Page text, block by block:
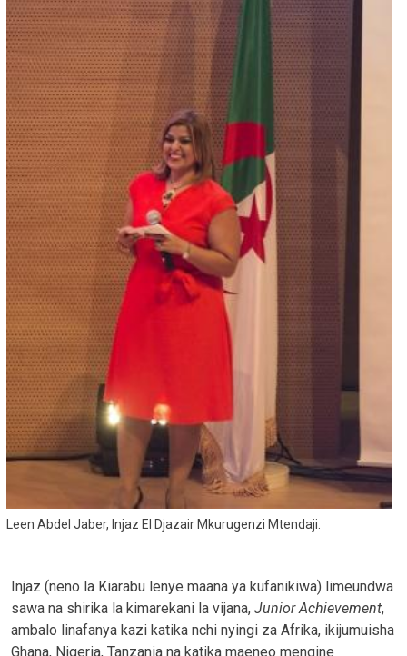
Leen Abdel Jaber, Injaz El Djazair Mkurugenzi Mtendaji.
Injaz (neno la Kiarabu lenye maana ya kufanikiwa) limeundwa
sawa na shirika la kimarekani la vijana, Junior Achievement,
ambalo linafanya kazi katika nchi nyingi za Afrika, ikijumuisha
Ghana, Nigeria, Tanzania na katika maeneo mengine